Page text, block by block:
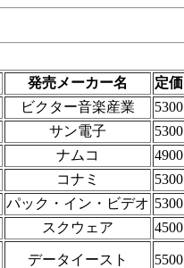
発売メーカー名
定価
ビクター音楽産業
5300
サン電子
5300
ナムコ
4900
コナミ
5300
パック・イン・ビデオ 5300
スクウェア 4500
データイースト 5500